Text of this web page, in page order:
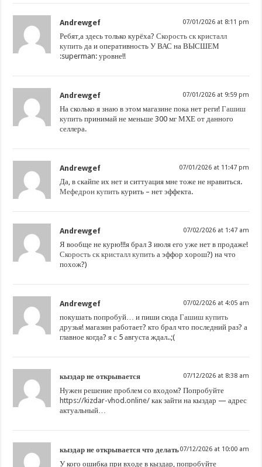
Andrewgef 07/01/2026 at 8:11 pm
Ребят,а здесь только курёха?Скорость ск кристалл
купить да и оперативность У ВАС на ВЫСШЕМ
:superman: уровне!!
Andrewgef 07/01/2026 at 9:59 pm
На сколько я знаю в этом магазине пока нет реги!Гашиш
купить принимай не меньше 300 мг МХЕ от данного
селлера.
Andrewgef 07/01/2026 at 11:47 pm
Да, в скайпе их нет и ситтуация мне тоже не нравиться.
Мефедрон купить курить – нет эффекта.
Andrewgef 07/02/2026 at 1:47 am
Я вообще не курю!!!я брал 3 июля его уже нет в продаже!
Скорость ск кристалл купить а эффор хорош?) на что
похож?)
Andrewgef 07/02/2026 at 4:05 am
покушать попробуй… и пиши сюдаГашиш купить
друзья! магазин работает? кто брал что последний раз? а
главное когда? я с 5 августа ждал..;(
кыздар не открывается 07/12/2026 at 8:38 am
Нужен решение проблем со входом? Попробуйте
https://kizdar-vhod.online/ как зайти на кыздар — адрес
актуальный…
кыздар не открывается что делать07/12/2026 at 10:00 am
У кого ошибка при входе в кыздар, попробуйте